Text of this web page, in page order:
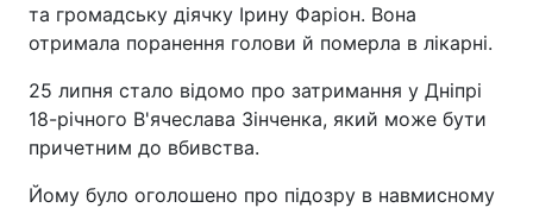
та громадську діячку Ірину Фаріон. Вона
отримала поранення голови й померла в лікарні.
25 липня стало відомо про затримання у Дніпрі
18-річного В'ячеслава Зінченка, який може бути
причетним до вбивства.
Йому було оголошено про підозру в навмисному